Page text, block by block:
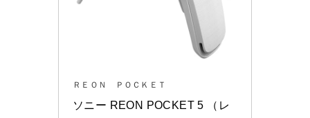
ＲＥＯＮ ＰＯＣＫＥＴ
ソニー REON POCKET 5 （レ